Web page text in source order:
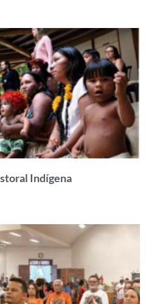
Indígena